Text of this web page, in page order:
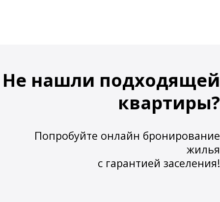
Не нашли подходящей
квартиры?
Попробуйте онлайн бронирование
жилья
с гарантией заселения!